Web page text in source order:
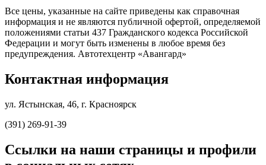
Все цены, указанные на сайте приведены как справочная
информация и не являются публичной офертой, определяемой
положениями статьи 437 Гражданского кодекса Российской
Федерации и могут быть изменены в любое время без
предупреждения. Автотехцентр «Авангард»
Контактная информация
ул. Ястынская, 46, г. Красноярск
(391) 269-91-39
Ссылки на наши страницы и профили